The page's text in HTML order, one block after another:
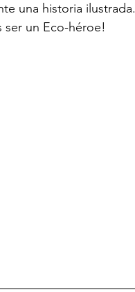
una historia ilustrada.
ser un Eco-héroe!